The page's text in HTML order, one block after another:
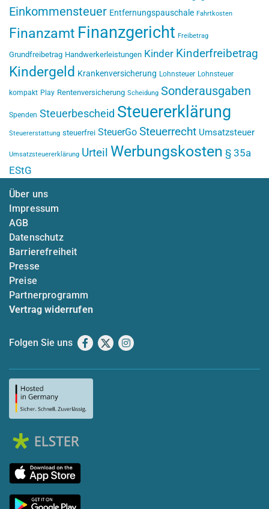
Einkommensteuer Entfernungspauschale Fahrtkosten
Finanzamt Finanzgericht Freibetrag
Grundfreibetrag Handwerkerleistungen Kinder Kinderfreibetrag
Kindergeld Krankenversicherung Lohnsteuer Lohnsteuer
kompakt Play Rentenversicherung Scheidung Sonderausgaben
Spenden Steuerbescheid Steuererklärung
Steuererstattung steuerfrei SteuerGo Steuerrecht Umsatzsteuer
Umsatzsteuererklärung Urteil Werbungskosten § 35a
EStG
Über uns
Impressum
AGB
Datenschutz
Barrierefreiheit
Presse
Preise
Partnerprogramm
Vertrag widerrufen
Folgen Sie uns Facebook
X Instagram